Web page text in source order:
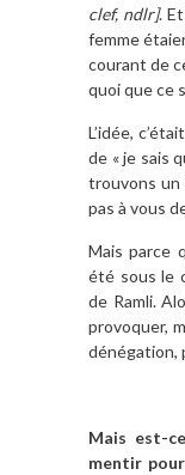
clef, ndlr].
femme
courant de
quoi que ce
L’idée,
de « je sais
trouvons un
pas à vous
Mais parce
été sous le
de Ramli.
provoquer,
dénégation,
Mais est-
mentir